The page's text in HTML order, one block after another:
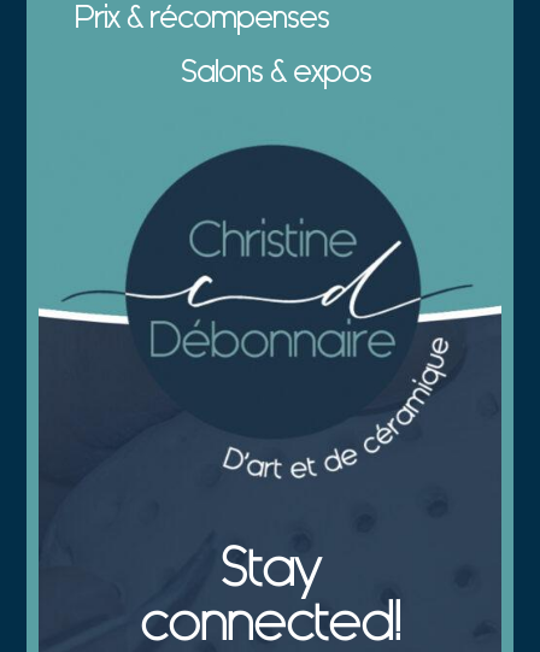
Prix & récompenses
Salons & expos
Stay
connected!